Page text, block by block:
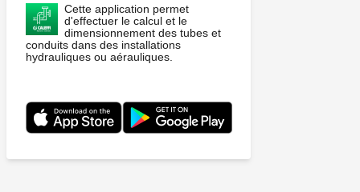
Cette application permet
d'effectuer le calcul et le
dimensionnement des tubes et
conduits dans des installations
hydrauliques ou aérauliques.